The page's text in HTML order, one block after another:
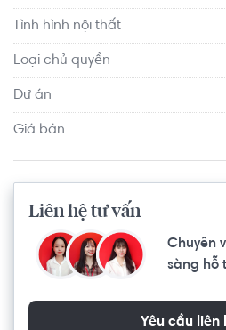
Căn hộ có vị trí cách Trường Đại
9.5km. Di chuyển tới Phòng tập
9.6km, BGym Club Fitness &
Tình hình nội thất
Loại chủ quyền
Dự án
Giá bán
Liên hệ tư vấn
Chuyên
sàng hỗ
Yêu cầu liên